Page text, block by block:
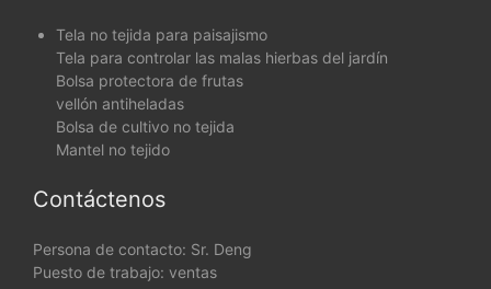
Tela no tejida para paisajismo
Tela para controlar las malas hierbas del jardín
Bolsa protectora de frutas
vellón antiheladas
Bolsa de cultivo no tejida
Mantel no tejido
Contáctenos
Persona de contacto: Sr. Deng
Puesto de trabajo: ventas